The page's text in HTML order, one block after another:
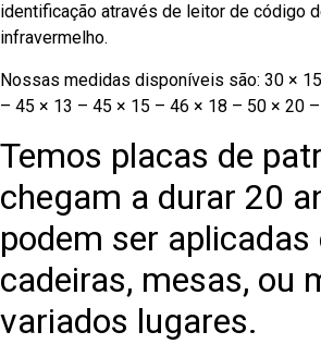
identificação através de leitor de código
infravermelho.
Nossas medidas disponíveis são: 30 ×
– 45 × 13 – 45 × 15 – 46 × 18 – 50 × 20
Temos placas de
chegam a durar 20
podem ser aplicadas
cadeiras, mesas, ou
variados lugares.